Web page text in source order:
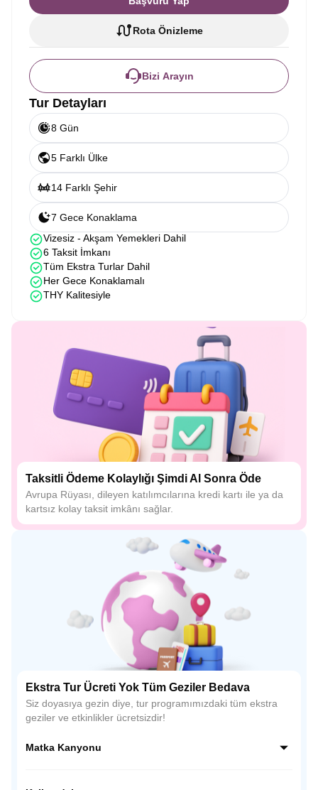
Rota Önizleme
Bizi Arayın
Tur Detayları
8 Gün
5 Farklı Ülke
14 Farklı Şehir
7 Gece Konaklama
Vizesiz - Akşam Yemekleri Dahil
6 Taksit İmkanı
Tüm Ekstra Turlar Dahil
Her Gece Konaklamalı
THY Kalitesiyle
Taksitli Ödeme Kolaylığı Şimdi Al Sonra Öde
Avrupa Rüyası, dileyen katılımcılarına kredi kartı ile ya da
kartsız kolay taksit imkânı sağlar.
Ekstra Tur Ücreti Yok Tüm Geziler Bedava
Siz doyasıya gezin diye, tur programımızdaki tüm ekstra
geziler ve etkinlikler ücretsizdir!
Matka Kanyonu